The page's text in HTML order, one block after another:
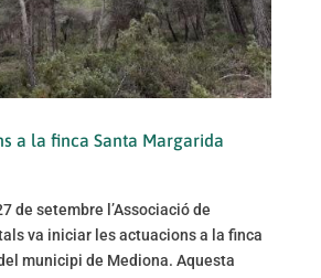
a la finca Santa Margarida
de setembre l’Associació de
va iniciar les actuacions a la finca
municipi de Mediona. Aquesta